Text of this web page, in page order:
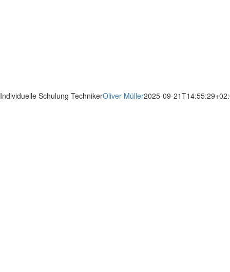
Individuelle Schulung TechnikerOliver Müller2025-09-